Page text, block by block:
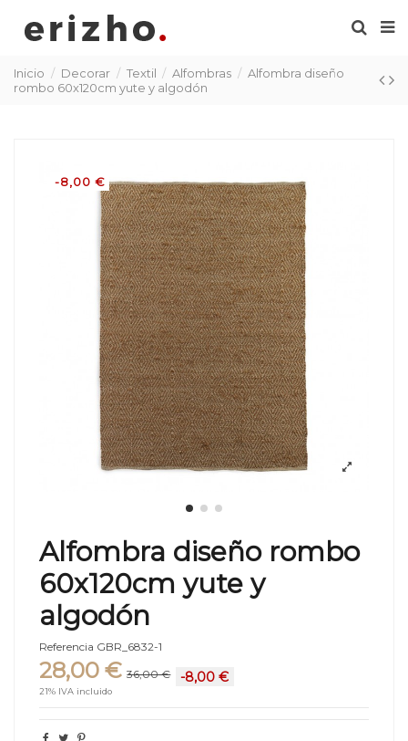
Inicio Decorar Textil Alfombras
Alfombra diseño
rombo 60x120cm yute y algodón
-8,00 €
Alfombra diseño rombo
60x120cm yute y
algodón
Referencia GBR_6832-1
28,00 € 36,00 € -8,00 €
21% IVA incluido